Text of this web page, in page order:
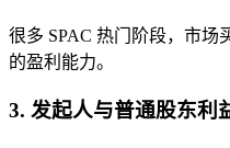
很多 SPAC 热门阶段，市场
的盈利 能力。
3. 发起人与普通股东利